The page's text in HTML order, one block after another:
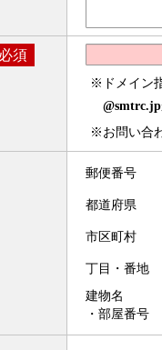
必須
※ドメイン
@smtrc.jp
※お問い合
郵便番号
都道府県
市区町村
丁目・番地
建物名
・部屋番号